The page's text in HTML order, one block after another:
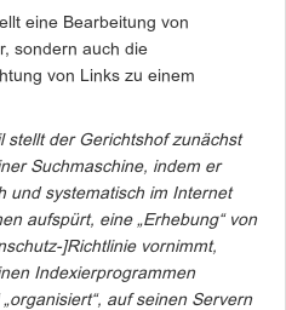
eine Bearbeitung von
sondern auch die
von Links zu einem
stellt der Gerichtshof zunächst
Suchmaschine, indem er
und systematisch im Internet
aufspürt, eine „Erhebung“ von
]Richtlinie vornimmt,
Indexierprogrammen
auf seinen Servern